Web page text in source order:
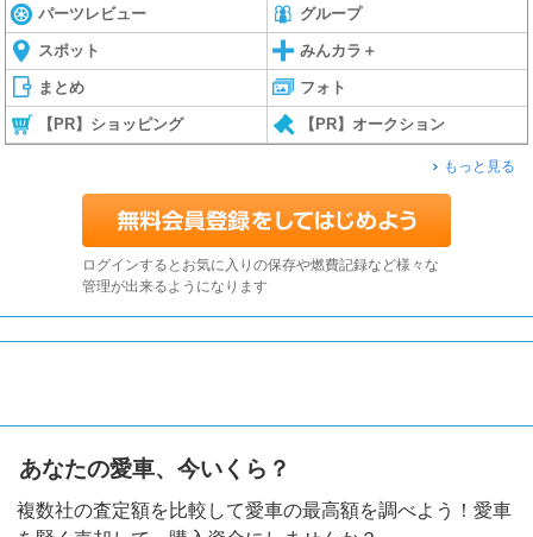
パーツレビュー グループ
スポット みんカラ＋
まとめ フォト
【PR】ショッピング 【PR】オークション
もっと見る
ログインするとお気に入りの保存や燃費記録など様々な
管理が出来るようになります
あなたの愛車、今いくら？
複数社の査定額を比較して愛車の最高額を調べよう！愛車